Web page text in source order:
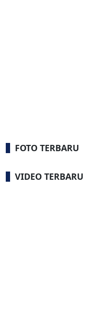
FOTO TERBARU
VIDEO TERBARU